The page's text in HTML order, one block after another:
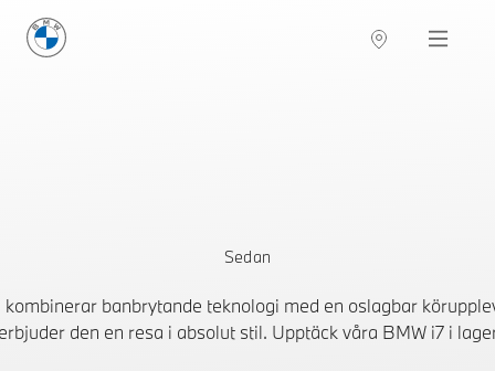
BMW Sverige Navigation
Sedan
banbrytande teknologi med en oslagbar
den en resa i absolut stil. Upptäck våra BMW i7 i